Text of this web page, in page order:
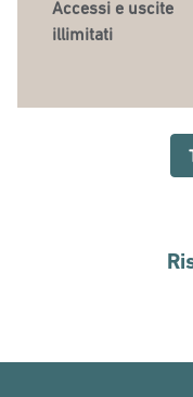
Accessi e uscite
illimitati